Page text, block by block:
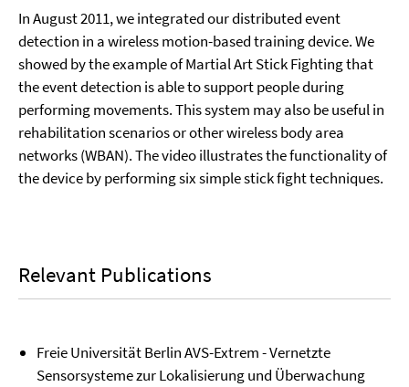
InAugust 2011,we integrated our distributed event
detection in a wireless motion-based training device. We
showed by the example of Martial Art Stick Fighting that
the event detection is able to support people during
performing movements. This system may also be useful in
rehabilitation scenarios or other wireless body area
networks (WBAN). The video illustrates the functionality of
the device by performing six simple stick fight techniques.
Relevant Publications
Freie Universität Berlin AVS-Extrem - Vernetzte
Sensorsysteme zur Lokalisierung und Überwachung